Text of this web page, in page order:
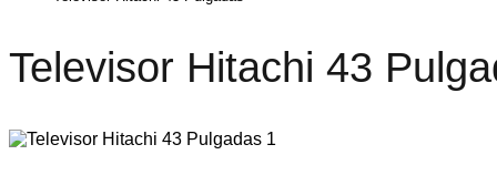
Televisor Hitachi 43